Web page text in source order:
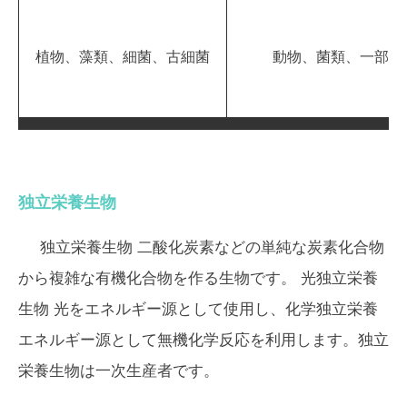
植物、藻類、細菌、古細菌 動物、菌類、一部
独立栄養生物
独立栄養生物 二酸化炭素などの単純な炭素化合物
から複雑な有機化合物を作る生物です。 光独立栄養
生物 光をエネルギー源として使用し、 化学独立栄養
エネルギー源として無機化学反応を利用します。独立
栄養生物は一次生産者です。